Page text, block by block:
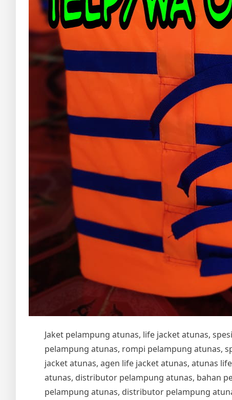
Jaket pelampung atunas, life jacket atunas,
pelampung atunas, rompi pelampung atunas,
jacket atunas, agen life jacket atunas, atunas
atunas, distributor pelampung atunas, bahan
pelampung atunas, distributor pelampung